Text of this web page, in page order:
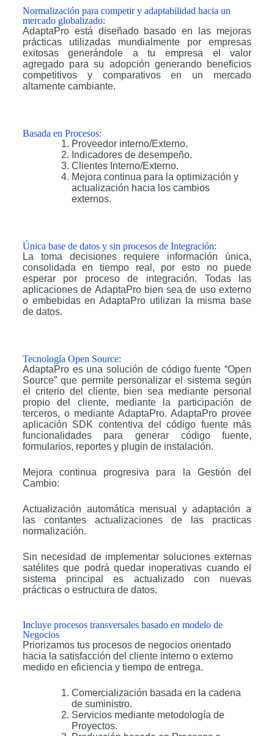
Normalización para competir y adaptabilidad hacia un
mercado globalizado:
AdaptaPro está diseñado basado en las mejoras
prácticas utilizadas mundialmente por empresas
exitosas generándole a tu empresa el valor
agregado para su adopción generando beneficios
competitivos y comparativos en un mercado
altamente cambiante.
Basada en Procesos:
Proveedor interno/Externo.
Indicadores de desempeño.
Clientes Interno/Externo.
Mejora continua para la optimización y
actualización hacia los cambios
externos.
Única base de datos y sin procesos de Integración:
La toma decisiones requiere información única,
consolidada en tiempo real, por esto no puede
esperar por proceso de integración. Todas las
aplicaciones de AdaptaPro bien sea de uso externo
o embebidas en AdaptaPro utilizan la misma base
de datos.
Tecnología Open Source:
AdaptaPro es una solución de código fuente “Open
Source” que permite personalizar el sistema según
el criterio del cliente, bien sea mediante personal
propio del cliente, mediante la participación de
terceros, o mediante AdaptaPro. AdaptaPro provee
aplicación SDK contentiva del código fuente más
funcionalidades para generar código fuente,
formularios, reportes y plugin de instalación.
Mejora continua progresiva para la Gestión del
Cambio:
Actualización automática mensual y adaptación a
las contantes actualizaciones de las practicas
normalización.
Sin necesidad de implementar soluciones externas
satélites que podrá quedar inoperativas cuando el
sistema principal es actualizado con nuevas
prácticas o estructura de datos.
Incluye procesos transversales basado en modelo de
Negocios
Priorizamos tus procesos de negocios orientado
hacia la satisfacción del cliente interno o externo
medido en eficiencia y tiempo de entrega.
Comercialización basada en la cadena
de suministro.
Servicios mediante metodología de
Proyectos.